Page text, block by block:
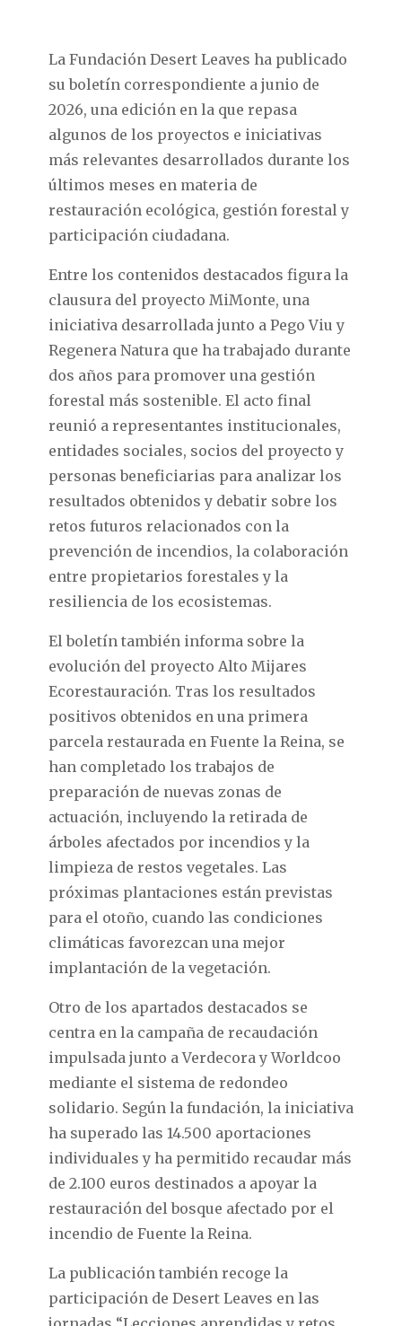
La Fundación Desert Leaves ha publicado
su boletín correspondiente a junio de
2026, una edición en la que repasa
algunos de los proyectos e iniciativas
más relevantes desarrollados durante los
últimos meses en materia de
restauración ecológica, gestión forestal y
participación ciudadana.
Entre los contenidos destacados figura la
clausura del proyecto MiMonte, una
iniciativa desarrollada junto a Pego Viu y
Regenera Natura que ha trabajado durante
dos años para promover una gestión
forestal más sostenible. El acto final
reunió a representantes institucionales,
entidades sociales, socios del proyecto y
personas beneficiarias para analizar los
resultados obtenidos y debatir sobre los
retos futuros relacionados con la
prevención de incendios, la colaboración
entre propietarios forestales y la
resiliencia de los ecosistemas.
El boletín también informa sobre la
evolución del proyecto Alto Mijares
Ecorestauración. Tras los resultados
positivos obtenidos en una primera
parcela restaurada en Fuente la Reina, se
han completado los trabajos de
preparación de nuevas zonas de
actuación, incluyendo la retirada de
árboles afectados por incendios y la
limpieza de restos vegetales. Las
próximas plantaciones están previstas
para el otoño, cuando las condiciones
climáticas favorezcan una mejor
implantación de la vegetación.
Otro de los apartados destacados se
centra en la campaña de recaudación
impulsada junto a Verdecora y Worldcoo
mediante el sistema de redondeo
solidario. Según la fundación, la iniciativa
ha superado las 14.500 aportaciones
individuales y ha permitido recaudar más
de 2.100 euros destinados a apoyar la
restauración del bosque afectado por el
incendio de Fuente la Reina.
La publicación también recoge la
participación de Desert Leaves en las